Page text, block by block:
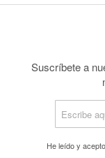
Suscríbete a
He leído y